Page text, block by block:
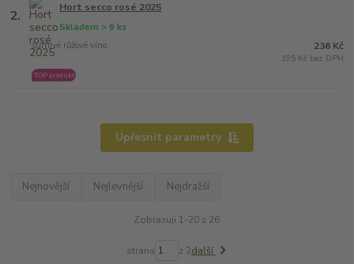
2. Hort secco rosé 2025
šumivé růžové víno
Skladem > 6 ks
TOP produkt
236 Kč
195 Kč bez DPH
Upřesnit parametry
Nejnovější Nejlevnější Nejdražší
Zobrazuji 1-20 z 26
strana z 2další